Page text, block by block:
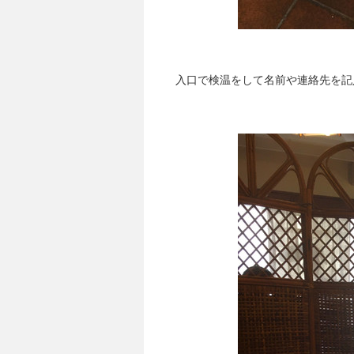
入口で検温をして名前や連絡先を